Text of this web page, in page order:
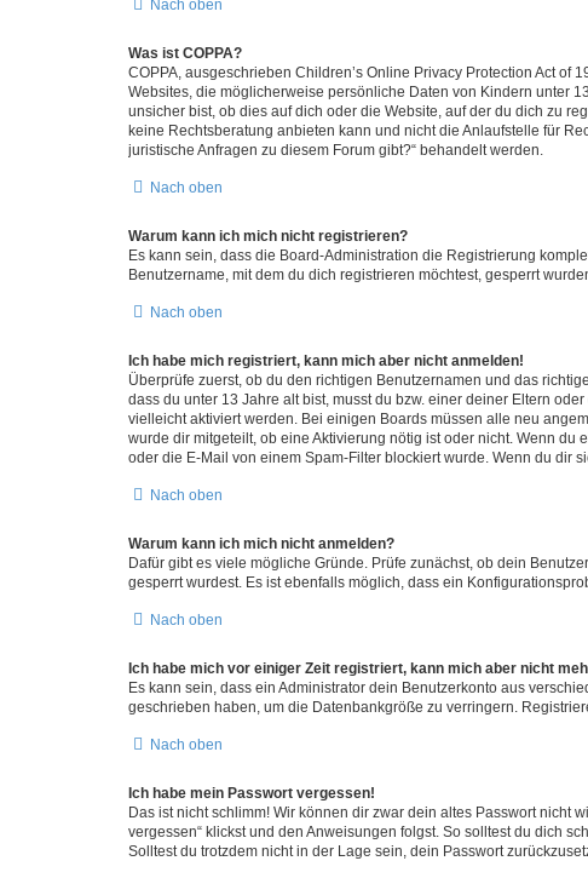
Nach oben
Was ist COPPA?
COPPA, ausgeschrieben Children’s Online Privacy Protection Act of
Websites, die möglicherweise persönliche Daten von Kindern unter
unsicher bist, ob dies auf dich oder die Website, auf der du dich zu
keine Rechtsberatung anbieten kann und nicht die Anlaufstelle für
juristische Anfragen zu diesem Forum gibt?“ behandelt werden.
Nach oben
Warum kann ich mich nicht registrieren?
Es kann sein, dass die Board-Administration die Registrierung
Benutzername, mit dem du dich registrieren möchtest, gesperrt
Nach oben
Ich habe mich registriert, kann mich aber nicht anmelden!
Überprüfe zuerst, ob du den richtigen Benutzernamen und das
dass du unter 13 Jahre alt bist, musst du bzw. einer deiner Eltern
vielleicht aktiviert werden. Bei einigen Boards müssen alle neu
wurde dir mitgeteilt, ob eine Aktivierung nötig ist oder nicht. Wenn
oder die E-Mail von einem Spam-Filter blockiert wurde. Wenn du dir
Nach oben
Warum kann ich mich nicht anmelden?
Dafür gibt es viele mögliche Gründe. Prüfe zunächst, ob dein
gesperrt wurdest. Es ist ebenfalls möglich, dass ein
Nach oben
Ich habe mich vor einiger Zeit registriert, kann mich aber nicht
Es kann sein, dass ein Administrator dein Benutzerkonto aus
geschrieben haben, um die Datenbankgröße zu verringern.
Nach oben
Ich habe mein Passwort vergessen!
Das ist nicht schlimm! Wir können dir zwar dein altes Passwort nicht
vergessen“ klickst und den Anweisungen folgst. So solltest du dich
Solltest du trotzdem nicht in der Lage sein, dein Passwort